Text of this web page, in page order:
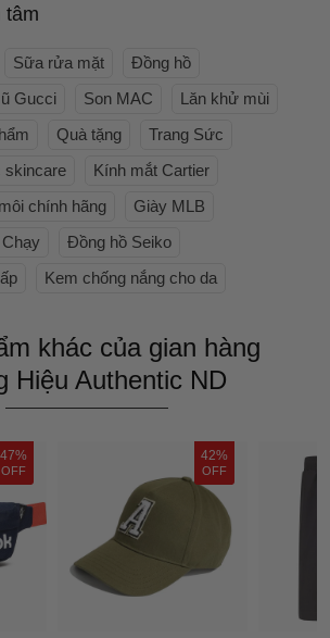
tâm
Sữa rửa mặt
Đồng hồ
Gucci Son MAC
Lăn khử mùi
Quà tặng
Trang Sức
skincare
Kính mắt Cartier
chính hãng
Giày MLB
Đồng hồ Seiko
Kem chống nắng cho da
khác của gian hàng
Hiệu Authentic ND
47%
OFF
42%
OFF